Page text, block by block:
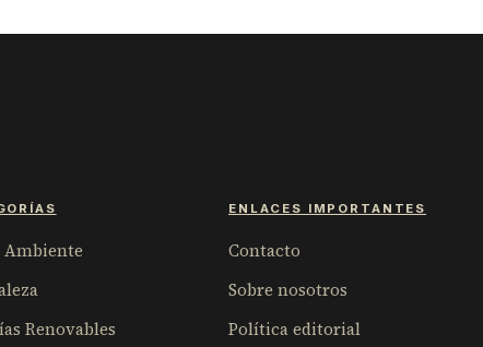
Ambiente
Renovables
ENLACES IMPORTANTES
Contacto
Sobre nosotros
Política editorial